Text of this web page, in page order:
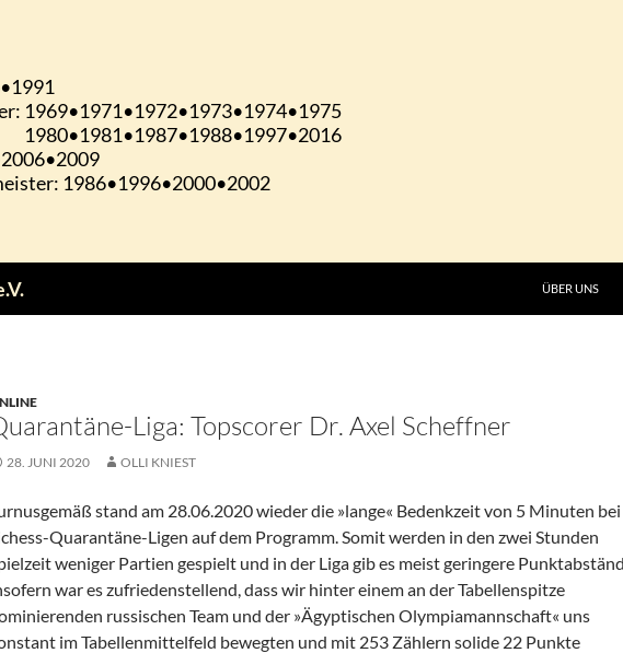
ÜBER UNS
Liga: Topscorer Dr. Axel Scheffner
28. JUNI 2020 OLLI KNIEST
stand am 28.06.2020 wieder die »lange« Bedenkzeit von 5 Minuten bei
Quarantäne-Ligen auf dem Programm. Somit werden in den zwei Stunden
weniger Partien gespielt und in der Liga gib es meist geringere
war es zufriedenstellend, dass wir hinter einem an der Tabellenspitze
russischen Team und der »Ägyptischen Olympiamannschaft« uns
im Tabellenmittelfeld bewegten und mit 253 Zählern solide 22 Punkte